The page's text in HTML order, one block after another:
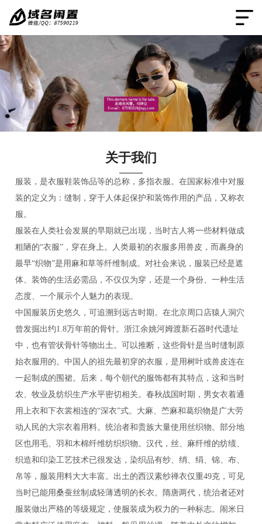
关于我们
服装，是衣服鞋装饰品等的总称，多指衣服。在国家标准中对服
装的定义为：缝制，穿于人体起保护和装饰作用的产品，又称衣
服。
服装在人类社会发展的早期就已出现，当时古人将一些材料做成
粗陋的“衣服”，穿在身上。人类最初的衣服多用兽皮，而裹身的
最早“织物”是用麻和草等纤维制成。对社会来说，服装已经是遮
体、装饰的生活必需品，不仅仅为穿，还是一个身份、一种生活
态度、一个展示个人魅力的表现。
中国服装历史悠久，可追溯到远古时期。在北京周口店猿人洞穴
曾发掘出约1.8万年前的骨针。浙江余姚河姆渡新石器时代遗址
中，也有管状骨针等物出土。可以推断，这些骨针是当时缝制原
始衣服用的。中国人的祖先最初穿的衣服，是用树叶或兽皮连在
一起制成的围裙。后来，每个朝代的服饰都有其特点，这和当时
农、牧业及纺织生产水平密切相关。春秋战国时期，男女衣着通
用上衣和下衣裳相连的“深衣”式。大麻、苎麻和葛织物是广大劳
动人民的大宗衣着用料。统治者和贵族大量使用丝织物。部分地
区也用毛、羽和木棉纤维纺织织物。汉代，丝、麻纤维的纺绩、
织造和印染工艺技术已很发达，染织品有纱、绡、绢、锦、布、
帛等，服装用料大大丰富。出土的西汉素纱禅衣仅重49克，可见
当时已能用桑蚕丝制成轻薄透明的长衣。隋唐两代，统治者还对
服装做出严格的等级规定，使服装成为权力的一种标志。闹米日